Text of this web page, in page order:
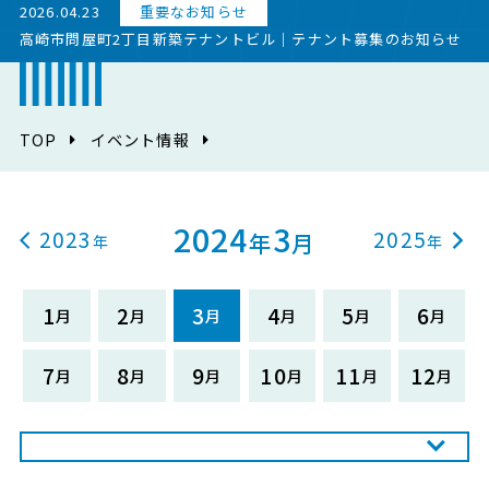
2026.04.23
重要なお知らせ
高崎市問屋町2丁目新築テナントビル｜テナント募集のお知らせ
TOP イベント情報
2023 2024年3月
1 2 3 4 5
6
7
8 9 10 11 12
2025